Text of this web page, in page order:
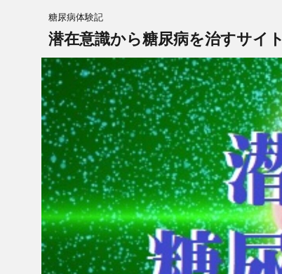
糖尿病体験記
潜在意識から糖尿病を治すサイト